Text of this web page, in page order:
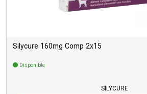
Silycure 160mg Comp 2x15
Disponible
SILYCURE